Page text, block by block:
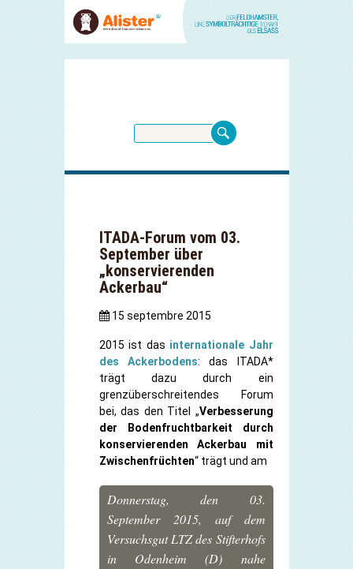
ITADA-Forum vom 03.
September über
„konservierenden
Ackerbau“
15 septembre 2015
2015 ist das internationale Jahr
des Ackerbodens: das ITADA*
trägt dazu durch ein
grenzüberschreitendes Forum
bei, das den Titel „Verbesserung
der Bodenfruchtbarkeit durch
konservierenden Ackerbau mit
Zwischenfrüchten“ trägt und am
Donnerstag, den 03.
September 2015, auf dem
Versuchsgut LTZ des Stifterhofs
in Odenheim (D) nahe